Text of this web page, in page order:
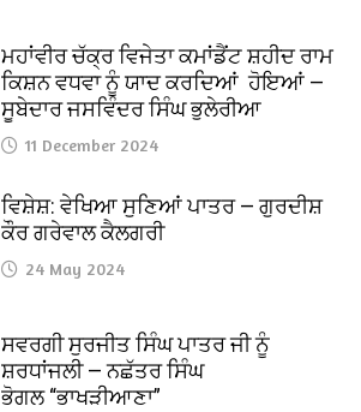
ਮਹਾਂਵੀਰ ਚੱਕ੍ਰ ਵਿਜੇਤਾ ਕਮਾਂਡੈਂਟ ਸ਼ਹੀਦ ਰਾਮ
ਕਿਸ਼ਨ ਵਧਵਾ ਨੂੰ ਯਾਦ ਕਰਦਿਆਂ ਹੋਇਆਂ —
ਸੂਬੇਦਾਰ ਜਸਵਿੰਦਰ ਸਿੰਘ ਭੁਲੇਰੀਆ
11 December 2024
ਵਿਸ਼ੇਸ਼: ਵੇਖਿਆ ਸੁਣਿਆਂ ਪਾਤਰ — ਗੁਰਦੀਸ਼
ਕੌਰ ਗਰੇਵਾਲ ਕੈਲਗਰੀ
24 May 2024
ਸਵਰਗੀ ਸੁਰਜੀਤ ਸਿੰਘ ਪਾਤਰ ਜੀ ਨੂੰ
ਸ਼ਰਧਾਂਜਲੀ — ਨਛੱਤਰ ਸਿੰਘ
ਭੋਗਲ “ਭਾਖੜੀਆਣਾ”